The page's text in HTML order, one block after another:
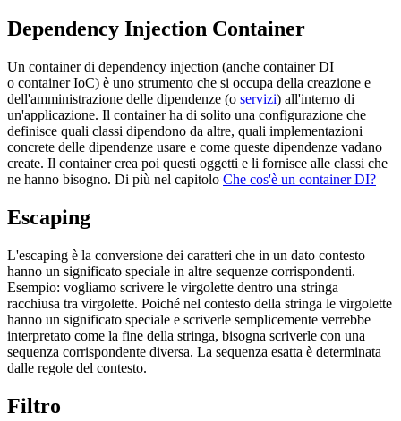
Dependency Injection Container
Un container di dependency injection (anche container DI
o container IoC) è uno strumento che si occupa della creazione e
dell'amministrazione delle dipendenze (o servizi) all'interno di
un'applicazione. Il container ha di solito una configurazione che
definisce quali classi dipendono da altre, quali implementazioni
concrete delle dipendenze usare e come queste dipendenze vadano
create. Il container crea poi questi oggetti e li fornisce alle classi che
ne hanno bisogno. Di più nel capitolo Che cos'è un container DI?
Escaping
L'escaping è la conversione dei caratteri che in un dato contesto
hanno un significato speciale in altre sequenze corrispondenti.
Esempio: vogliamo scrivere le virgolette dentro una stringa
racchiusa tra virgolette. Poiché nel contesto della stringa le virgolette
hanno un significato speciale e scriverle semplicemente verrebbe
interpretato come la fine della stringa, bisogna scriverle con una
sequenza corrispondente diversa. La sequenza esatta è determinata
dalle regole del contesto.
Filtro